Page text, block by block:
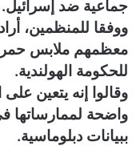
جماعية ضد إسرائيل.
ووفقا للمنظمين،
معظمهم ملابس
للحكومة الهولندية.
وقالوا إنه يتعين
واضحة لممارساتها
ببيانات دبلوماسية.